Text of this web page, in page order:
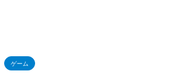
ゲーム